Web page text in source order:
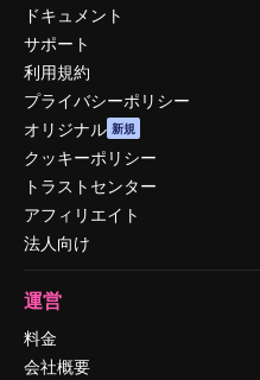
ドキュメント
サポート
利用規約
プライバシーポリシー
オリジナル 新規
クッキーポリシー
トラストセンター
アフィリエイト
法人向け
運営
料金
会社概要